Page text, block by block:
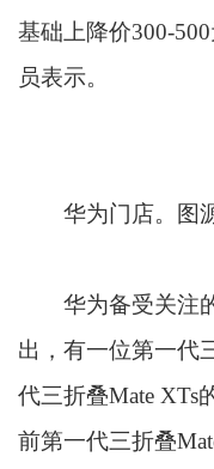
基础上降价300-
员表示。
华为门店。图
华为备受关注
出，有一位第一代
代三折叠Mate XTs
前第一代三折叠